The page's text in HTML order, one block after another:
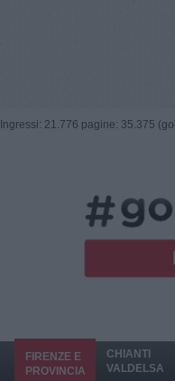
21.776 pagine: 35.375
FIRENZE E
PROVINCIA
CHIANTI
VALDELSA